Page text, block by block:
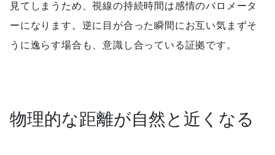
見てしまうため、視線の持続時間は感情のバロメータ
ーになります。逆に目が合った瞬間にお互い気まずそ
うに逸らす場合も、意識し合っている証拠です。
物理的な距離が自然と近くなる